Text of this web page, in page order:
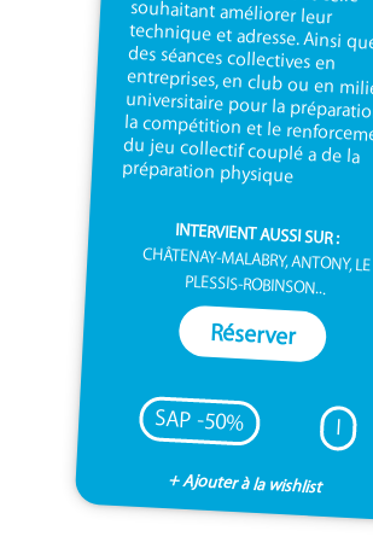
préparation physique
INTERVIENT AUSSI SUR :
CHÂTENAY-MALABRY, ANTONY, LE
PLESSIS-ROBINSON...
Réserver
SAP -50% I
+ Ajouter à la wishlist